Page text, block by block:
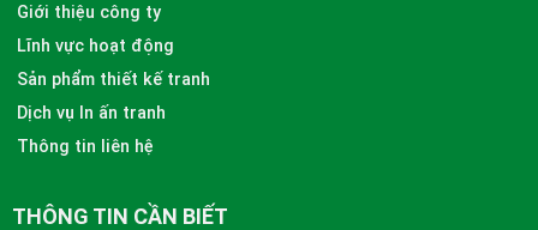
Giới thiệu công ty
Lĩnh vực hoạt động
Sản phẩm thiết kế tranh
Dịch vụ In ấn tranh
Thông tin liên hệ
THÔNG TIN CẦN BIẾT